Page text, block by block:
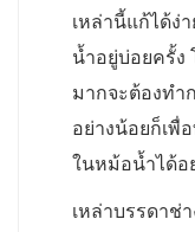
เหล่านี้แก้ได้ง่
น้ำอยู่บ่อยครั้ง
มากจะต้องทำ
อย่างน้อยก็เพื่
ในหม้อน้ำได้อ
เหล่าบรรดาช่